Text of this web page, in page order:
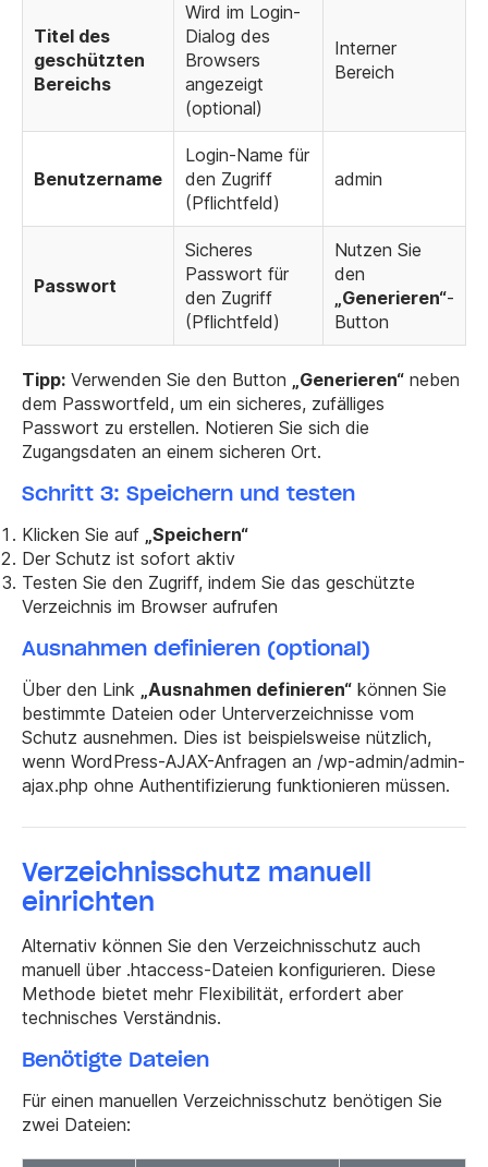
Titel des
geschützten
Bereichs
Wird im Login-
Dialog des
Browsers
angezeigt
(optional)
Interner
Bereich
Benutzername
Login-Name für
den Zugriff
(Pflichtfeld)
admin
Passwort
Sicheres
Passwort für
den Zugriff
(Pflichtfeld)
Nutzen Sie
den
„Generieren“-
Button
Tipp: Verwenden Sie den Button „Generieren“ neben
dem Passwortfeld, um ein sicheres, zufälliges
Passwort zu erstellen. Notieren Sie sich die
Zugangsdaten an einem sicheren Ort.
Schritt 3: Speichern und testen
Klicken Sie auf „Speichern“
Der Schutz ist sofort aktiv
Testen Sie den Zugriff, indem Sie das geschützte
Verzeichnis im Browser aufrufen
Ausnahmen definieren (optional)
Über den Link „Ausnahmen definieren“ können Sie
bestimmte Dateien oder Unterverzeichnisse vom
Schutz ausnehmen. Dies ist beispielsweise nützlich,
wenn WordPress-AJAX-Anfragen an /wp-admin/admin-
ajax.php ohne Authentifizierung funktionieren müssen.
Verzeichnisschutz manuell
einrichten
Alternativ können Sie den Verzeichnisschutz auch
manuell über .htaccess-Dateien konfigurieren. Diese
Methode bietet mehr Flexibilität, erfordert aber
technisches Verständnis.
Benötigte Dateien
Für einen manuellen Verzeichnisschutz benötigen Sie
zwei Dateien: